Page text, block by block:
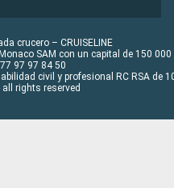
crucero – CRUISELINE
SAM con un capital de 150 000
97 97 84 50
civil y profesional RC RSA de
all rights reserved